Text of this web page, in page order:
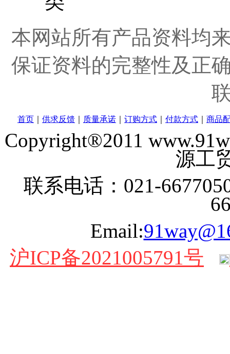
本网站所有产品资料均
保证资料的完整性及正
首页 供求反馈 质量承诺 订购方式 付款方式 商品
Copyright®2011
源工
联系电话：021-
Email:
沪ICP备2021005791号